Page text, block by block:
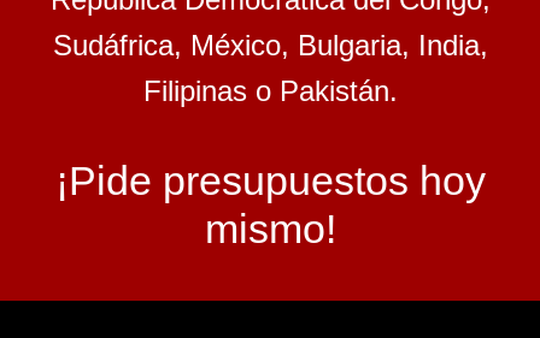
Sudáfrica, México, Bulgaria, India,
Filipinas o Pakistán.
¡Pide presupuestos hoy
mismo!